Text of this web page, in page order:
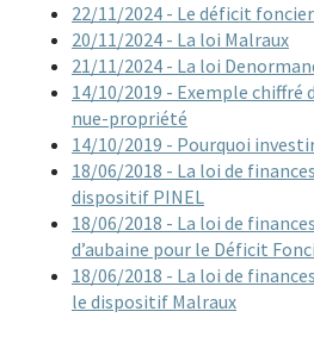
22/11/2024 - Le déficit foncier
20/11/2024 - La loi Malraux
21/11/2024 - La loi
14/10/2019 - Exemple chiffré
nue-propriété
14/10/2019 - Pourquoi
18/06/2018 - La loi de
dispositif PINEL
18/06/2018 - La loi de
d’aubaine pour le Déficit
18/06/2018 - La loi de
le dispositif Malraux